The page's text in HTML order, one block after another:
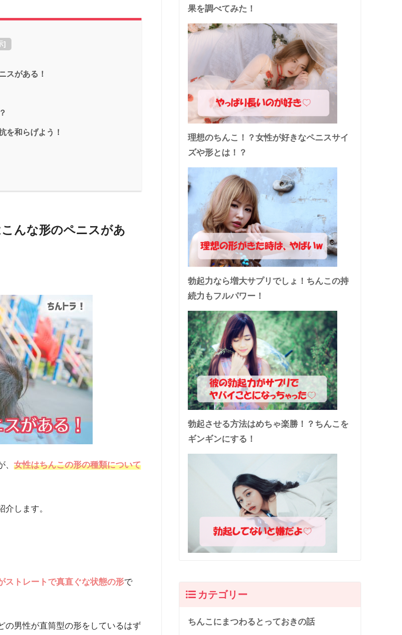
]
スがある！
を和らげよう！
んな形のペニスがあ
女性はちんこの形の種類について
します。
ストレートで真直ぐな状態の形で
の男性が直筒型の形をしているはず
果を調べてみた！
理想のちんこ！？女性が好きなペニスサイ
ズや形とは！？
勃起力なら増大サプリでしょ！ちんこの持
続力もフルパワー！
勃起させる方法はめちゃ楽勝！？ちんこを
ギンギンにする！
カテゴリー
ちんこにまつわるとっておきの話